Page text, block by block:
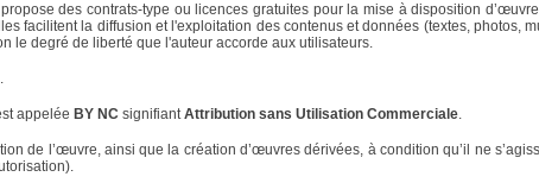
des contrats-type ou licences gratuites pour la mise à disposition
facilitent la diffusion et l'exploitation des contenus et données (textes, photos,
le degré de liberté que l'auteur accorde aux utilisateurs.
appelée BY NC signifiantAttribution sans Utilisation Commerciale.
de l’œuvre, ainsi que la création d’œuvres dérivées, à condition qu’il ne